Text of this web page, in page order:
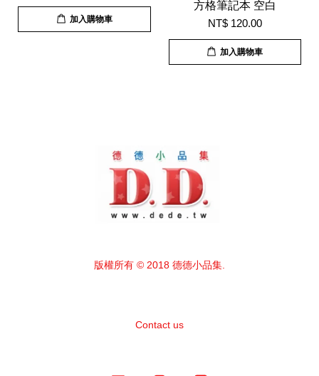
加入購物車
方格筆記本 空白
NT$ 120.00
加入購物車
版權所有 © 2018 德德小品集.
Contact us